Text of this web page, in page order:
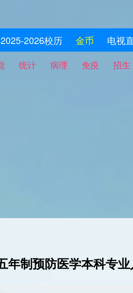
2025-2026校历 金币 电视
统计 病理 免疫 招生
年制预防医学本科专业